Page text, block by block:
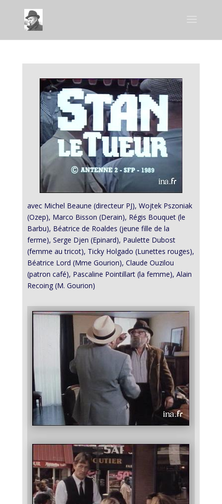
avec Michel Beaune (directeur PJ), Wojtek Pszoniak
(Ozep), Marco Bisson (Derain), Régis Bouquet (le
Barbu), Béatrice de Roaldes (jeune fille de la
ferme), Serge Djen (Epinard), Paulette Dubost
(femme au tricot), Ticky Holgado (Lunettes rouges),
Béatrice Lord (Mme Gourion), Claude Ouzilou
(patron café), Pascaline Pointillart (la femme), Alain
Recoing (M. Gourion)